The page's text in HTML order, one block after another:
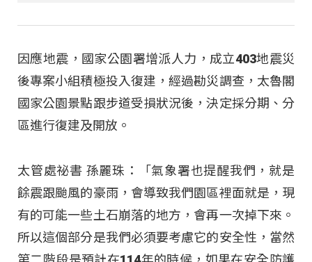
因應地震，國家公園署增派人力，成立403地震災
後專案小組積極投入復建，經過勘災調查，太魯閣
國家公園景點跟步道受損狀況後，決定採分期、分
區進行復建及開放。
太管處祕書 孫麗珠：「氣象署也提醒我們，就是
餘震跟颱風的豪雨，會導致我們園區裡面就是，現
有的可能一些土石崩落的地方，會再一次掉下來。
所以這個部分是我們必須要考慮它的安全性，當然